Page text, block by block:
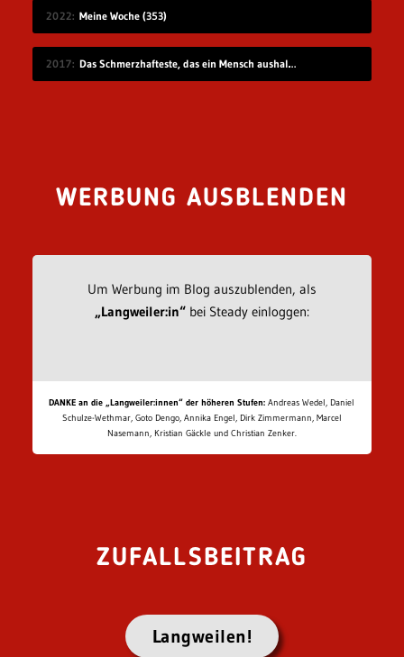
2022 Meine Woche (353)
2017 Das Schmerzhafteste, das ein Mensch aushalten kann
WERBUNG AUSBLENDEN
Um Werbung im Blog auszublenden, als
„Langweiler:in“bei Steady einloggen:
DANKE an die „Langweiler:innen“ der höheren Stufen: Andreas Wedel, Daniel
Schulze-Wethmar, Goto Dengo, Annika Engel, Dirk Zimmermann, Marcel
Nasemann, Kristian Gäckle und Christian Zenker.
ZUFALLSBEITRAG
Langweilen!